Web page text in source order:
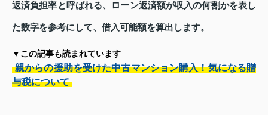
返済負担率と呼ばれる、ローン返済額が収入の何割かを表し
た数字を参考にして、借入可能額を算出します。
▼この記事も読まれています
親からの援助を受けた中古マンション購入！気になる贈
与税について